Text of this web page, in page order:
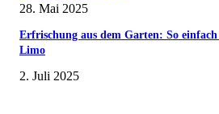
28. Mai 2025
Erfrischung aus dem Garten: So
Limo
2. Juli 2025